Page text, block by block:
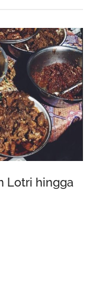
Lotri hingga